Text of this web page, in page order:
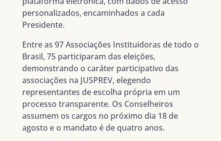
personalizados, encaminhados a cada
Presidente.
Entre as 97 Associações Instituidoras de todo o
Brasil, 75 participaram das eleições,
demonstrando o caráter participativo das
associações na JUSPREV, elegendo
representantes de escolha própria em um
processo transparente. Os Conselheiros
assumem os cargos no próximo dia 18 de
agosto e o mandato é de quatro anos.